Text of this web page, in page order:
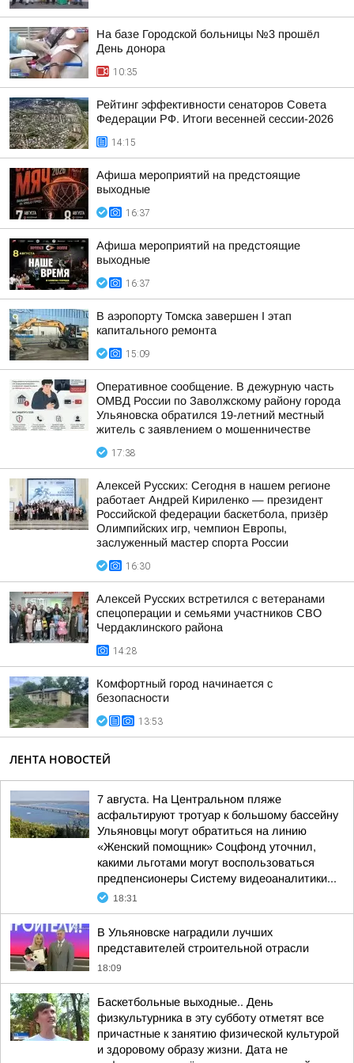
На базе Городской больницы №3 прошёл
День донора
10:35
Рейтинг эффективности сенаторов Совета
Федерации РФ. Итоги весенней сессии-2026
14:15
Афиша мероприятий на предстоящие
выходные
16:37
Афиша мероприятий на предстоящие
выходные
16:37
В аэропорту Томска завершен I этап
капитального ремонта
15:09
Оперативное сообщение. В дежурную часть
ОМВД России по Заволжскому району города
Ульяновска обратился 19-летний местный
житель с заявлением о мошенничестве
17:38
Алексей Русских: Сегодня в нашем регионе
работает Андрей Кириленко — президент
Российской федерации баскетбола, призёр
Олимпийских игр, чемпион Европы,
заслуженный мастер спорта России
16:30
Алексей Русских встретился с ветеранами
спецоперации и семьями участников СВО
Чердаклинского района
14:28
Комфортный город начинается с
безопасности
13:53
ЛЕНТА НОВОСТЕЙ
7 августа. На Центральном пляже
асфальтируют тротуар к большому бассейну
Ульяновцы могут обратиться на линию
«Женский помощник» Соцфонд уточнил,
какими льготами могут воспользоваться
предпенсионеры Систему видеоаналитики...
18:31
В Ульяновске наградили лучших
представителей строительной отрасли
18:09
Баскетбольные выходные.. День
физкультурника в эту субботу отметят все
причастные к занятию физической культурой
и здоровому образу жизни. Дата не